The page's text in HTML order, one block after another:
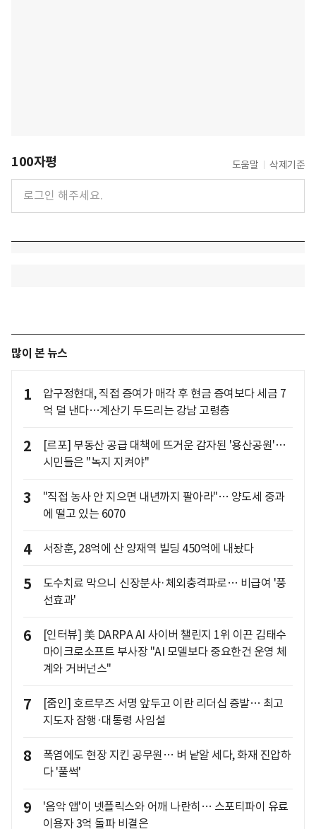
100자평 도움말 삭제기준
많이 본 뉴스
1
압구정현대, 직접 증여가 매각 후 현금 증여보다 세금 7
억 덜 낸다…계산기 두드리는 강남 고령층
2
[르포] 부동산 공급 대책에 뜨거운 감자된 '용산공원'…
시민들은 "녹지 지켜야"
3
"직접 농사 안 지으면 내년까지 팔아라"… 양도세 중과
에 떨고 있는 6070
4 서장훈, 28억에 산 양재역 빌딩 450억에 내놨다
5
도수치료 막으니 신장분사·체외충격파로… 비급여 '풍
선효과'
6
[인터뷰] 美 DARPA AI 사이버 챌린지 1위 이끈 김태수
마이크로소프트 부사장 "AI 모델보다 중요한건 운영 체
계와 거버넌스"
7
[줌인] 호르무즈 서명 앞두고 이란 리더십 증발… 최고
지도자 잠행·대통령 사임설
8
폭염에도 현장 지킨 공무원… 벼 낱알 세다, 화재 진압하
다 '풀썩'
9
'음악 앱'이 넷플릭스와 어깨 나란히… 스포티파이 유료
이용자 3억 돌파 비결은